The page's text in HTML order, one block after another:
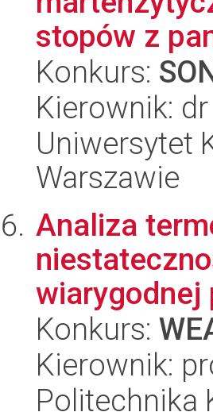
stopów z
Konkurs:
Kierownik:
Uniwersytet
Warszawie
Analiza
wiarygodnej
Konkurs:
Kierownik:
Politechnika